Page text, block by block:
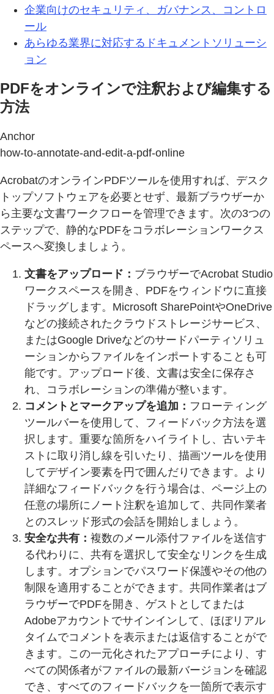
企業向けのセキュリティ、ガバナンス、コントロ
ール
あらゆる業界に対応するドキュメントソリューシ
ョン
PDFをオンラインで注釈および編集する
方法
Anchor
how-to-annotate-and-edit-a-pdf-online
AcrobatのオンラインPDFツールを使用すれば、デスク
トップソフトウェアを必要とせず、最新ブラウザーか
ら主要な文書ワークフローを管理できます。次の3つの
ステップで、静的なPDFをコラボレーションワークス
ペースへ変換しましょう。
文書をアップロード： ブラウザーでAcrobat Studio
ワークスペースを開き、PDFをウィンドウに直接
ドラッグします。Microsoft SharePointやOneDrive
などの接続されたクラウドストレージサービス、
またはGoogle Driveなどのサードパーティソリュ
ーションからファイルをインポートすることも可
能です。アップロード後、文書は安全に保存さ
れ、コラボレーションの準備が整います。
コメントとマークアップを追加： フローティング
ツールバーを使用して、フィードバック方法を選
択します。重要な箇所をハイライトし、古いテキ
ストに取り消し線を引いたり、描画ツールを使用
してデザイン要素を円で囲んだりできます。より
詳細なフィードバックを行う場合は、ページ上の
任意の場所にノート注釈を追加して、共同作業者
とのスレッド形式の会話を開始しましょう。
安全な共有： 複数のメール添付ファイルを送信す
る代わりに、共有を選択して安全なリンクを生成
します。オプションでパスワード保護やその他の
制限を適用することができます。共同作業者はブ
ラウザーでPDFを開き、ゲストとしてまたは
Adobeアカウントでサインインして、ほぼリアル
タイムでコメントを表示または返信することがで
きます。この一元化されたアプローチにより、す
べての関係者がファイルの最新バージョンを確認
でき、すべてのフィードバックを一箇所で表示す